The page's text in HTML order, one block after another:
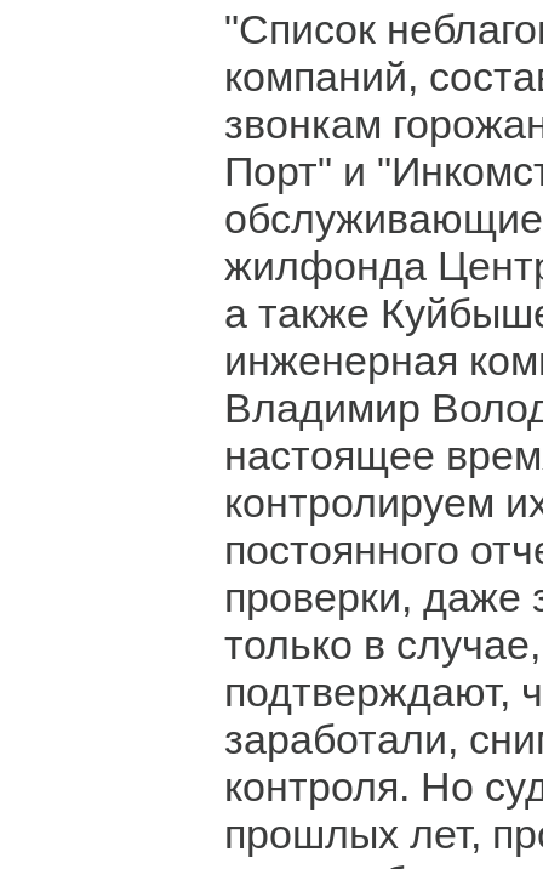
"Список
компаний,
звонкам
Порт" и
жилфонда
а также
инженерная
Владимир
настоящее
контролируем
постоянного
проверки, даже
только в
подтверждают,
заработали,
контроля. Но
прошлых лет,